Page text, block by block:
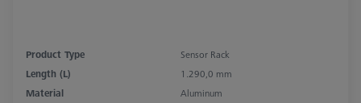
Product Type
Sensor Rack
Length (L)
1.290,0 mm
Material
Aluminum